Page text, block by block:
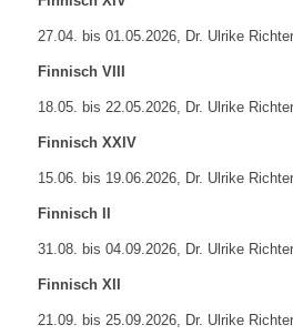
27.04. bis 01.05.2026, Dr. Ulrike
Finnisch VIII
18.05. bis 22.05.2026, Dr. Ulrike
Finnisch XXIV
15.06. bis 19.06.2026, Dr. Ulrike
Finnisch II
31.08. bis 04.09.2026, Dr. Ulrike
Finnisch XII
21.09. bis 25.09.2026, Dr. Ulrike